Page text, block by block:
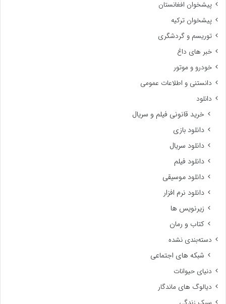
پیشخوان افغانستان
پیشخوان ترکیه
توریسم و گردشگری
خبر های داغ
خودرو و موتور
دانستنی و اطلاعات عمومی
دانلود
خرید قانونی فیلم و سریال
دانلود بازی
دانلود سریال
دانلود فیلم
دانلود موسیقی
دانلود نرم افزار
زیرنویس ها
کتاب و رمان
دسته‌بندی نشده
شبکه های اجتماعی
دنیای حیوانات
دیالوگ های ماندگار